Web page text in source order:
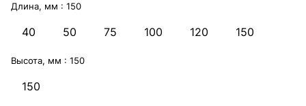
Длина, мм : 150
40 50 75 100 120 150
Высота, мм : 150
150